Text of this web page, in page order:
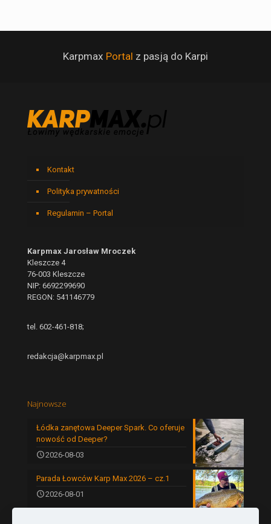
Karpmax Portal z pasją do Karpi
Kontakt
Polityka prywatności
Regulamin – Portal
Karpmax Jarosław Mroczek
Kleszcze 4
76-003 Kleszcze
NIP: 6692299690
REGON: 541146779
tel. 602-461-818;
redakcja@karpmax.pl
Najnowsze
Łódka zanętowa Deeper Spark. Co oferuje
nowość od Deeper?
2026-08-03
Parada Łowców Karp Max 2026 – cz.1
2026-08-01